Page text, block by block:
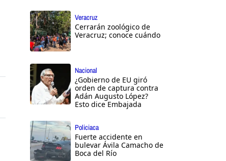
Veracruz
Cerrarán zoológico de
Veracruz; conoce cuándo
Nacional
¿Gobierno de EU giró
orden de captura contra
Adán Augusto López?
Esto dice Embajada
Policiaca
Fuerte accidente en
bulevar Ávila Camacho de
Boca del Río